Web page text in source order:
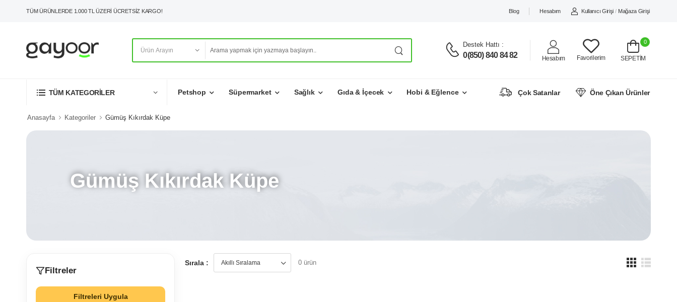
TÜM ÜRÜNLERDE 1.000 TL ÜZERİ ÜCRETSİZ KARGO! Blog Hesabım Kullanıcı Girişi / Mağaza Girişi
Destek Hattı :
0(850) 840 84 82 Hesabım Favorilerim
0
SEPETİM
TÜM KATEGORİLER Petshop Süpermarket Sağlık Gıda & İçecek Hobi & Eğlence Çok Satanlar Öne Çıkan Ürünler
Anasayfa Kategoriler Gümüş Kıkırdak Küpe
Gümüş Kıkırdak Küpe
Filtreler
Filtreleri Uygula
Sırala : 0 ürün